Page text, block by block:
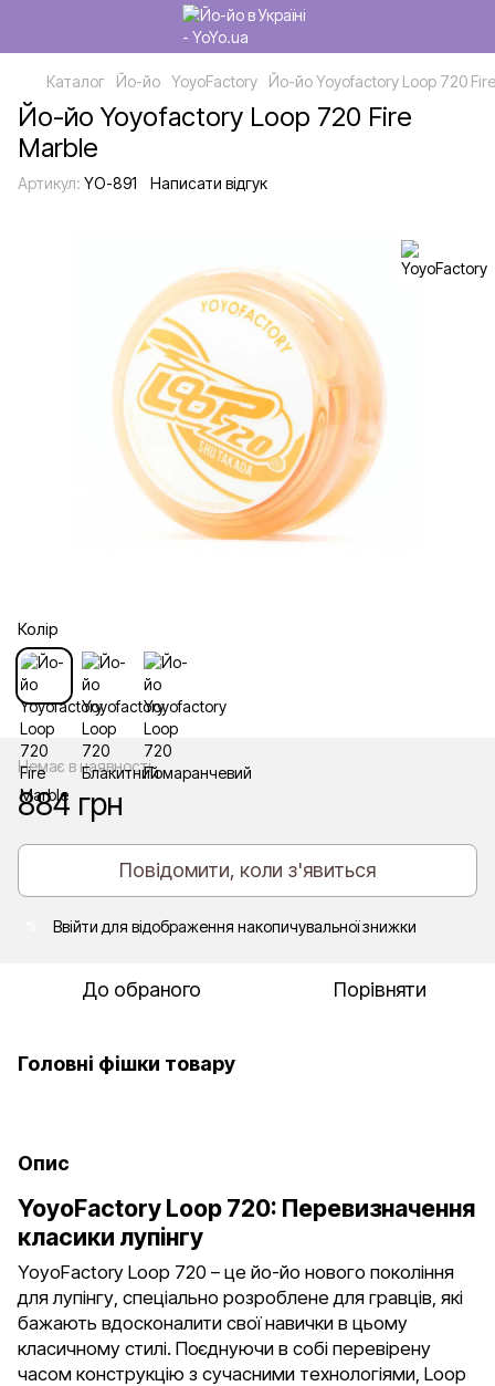
Каталог Йо-йо YoyoFactory Йо-йо Yoyofactory Loop 720
Йо-йо Yoyofactory Loop 720 Fire
Marble
Артикул: YO-891 Написати відгук
Колір
Немає в наявності
884 грн
Повідомити, коли з'явиться
Ввійти для відображення накопичувальної знижки
До обраного Порівняти
Головні фішки товару
Опис
YoyoFactory Loop 720: Перевизначення
класики лупінгу
YoyoFactory Loop 720 – це йо-йо нового покоління
для лупінгу, спеціально розроблене для гравців, які
бажають вдосконалити свої навички в цьому
класичному стилі. Поєднуючи в собі перевірену
часом конструкцію з сучасними технологіями, Loop